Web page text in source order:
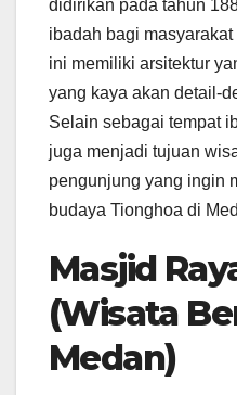
didirikan pada tahun
ibadah bagi
ini memiliki arsitektur
yang kaya akan detail-
Selain sebagai tempat
juga menjadi tujuan
pengunjung yang ingin
budaya Tionghoa di
Masjid
(Wisata
Medan)